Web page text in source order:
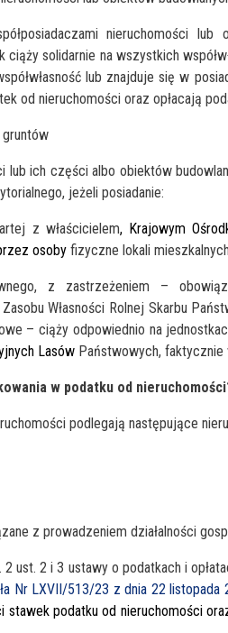
nieruchomości
solidarnie na wszystkich
lub znajduje się w
od nieruchomości oraz opłacają
lub ich części albo obiektów
jeżeli posiadanie:
z właścicielem, Krajowym
osoby fizyczne lokali
z zastrzeżeniem –
Własności Rolnej Skarbu
– ciąży odpowiednio na
Lasów Państwowych, faktycznie
w podatku od
podlegają następujące
z prowadzeniem działalności
ust. 2 i 3 ustawy o podatkach i
Nr LXVII/513/23 z dnia 22 listopada
podatku od nieruchomości